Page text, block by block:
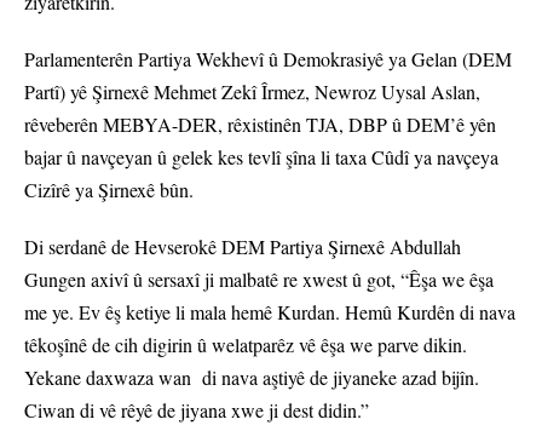
Parlamenterên Partiya Wekhevî û Demokrasiyê ya Gelan (DEM
Partî) yê Şirnexê Mehmet Zekî Îrmez, Newroz Uysal Aslan,
rêveberên MEBYA-DER, rêxistinên TJA, DBP û DEM’ê yên
bajar û navçeyan û gelek kes tevlî şîna li taxa Cûdî ya navçeya
Cizîrê ya Şirnexê bûn.
Di serdanê de Hevserokê DEM Partiya Şirnexê Abdullah
Gungen axivî û sersaxî ji malbatê re xwest û got, “Êşa we êşa
me ye. Ev êş ketiye li mala hemê Kurdan. Hemû Kurdên di nava
têkoşînê de cih digirin û welatparêz vê êşa we parve dikin.
Yekane daxwaza wan di nava aştiyê de jiyaneke azad bijîn.
Ciwan di vê rêyê de jiyana xwe ji dest didin.”